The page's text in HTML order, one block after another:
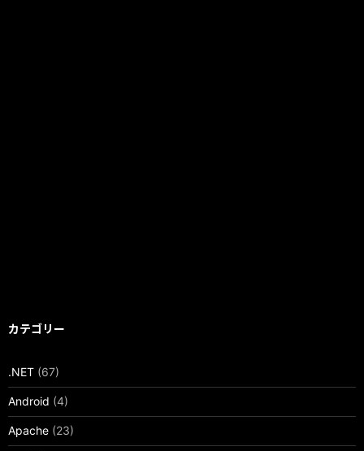
カテゴリー
.NET (67)
Android (4)
Apache (23)